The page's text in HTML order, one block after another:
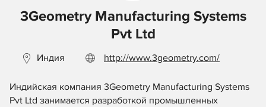
3Geometry Manufacturing Systems
Pvt Ltd
Индия http://www.3geometry.com/
Индийская компания 3Geometry Manufacturing Systems
Pvt Ltd занимается разработкой промышленных